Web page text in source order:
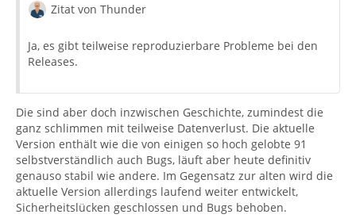
Zitat von Thunder
Ja, es gibt teilweise reproduzierbare Probleme bei den
Releases.
Die sind aber doch inzwischen Geschichte, zumindest die
ganz schlimmen mit teilweise Datenverlust. Die aktuelle
Version enthält wie die von einigen so hoch gelobte 91
selbstverständlich auch Bugs, läuft aber heute definitiv
genauso stabil wie andere. Im Gegensatz zur alten wird die
aktuelle Version allerdings laufend weiter entwickelt,
Sicherheitslücken geschlossen und Bugs behoben.